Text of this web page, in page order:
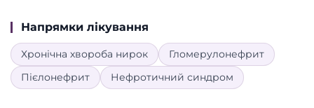
Напрямки лікування
Хронічна хвороба нирок
Гломерулонефрит
Пієлонефрит
Нефротичний синдром